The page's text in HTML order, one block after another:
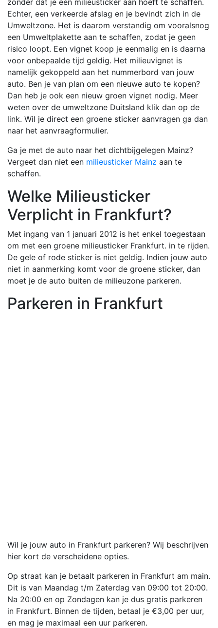
Echter, een verkeerde afslag en je bevindt zich in de
Umweltzone. Het is daarom verstandig om vooralsnog
een Umweltplakette aan te schaffen, zodat je geen
risico loopt. Een vignet koop je eenmalig en is daarna
voor onbepaalde tijd geldig. Het milieuvignet is
namelijk gekoppeld aan het nummerbord van jouw
auto. Ben je van plan om een nieuwe auto te kopen?
Dan heb je ook een nieuw groen vignet nodig. Meer
weten over de umweltzone Duitsland klik dan op de
link. Wil je direct een groene sticker aanvragen ga dan
naar het aanvraagformulier.
Ga je met de auto naar het dichtbijgelegen Mainz?
Vergeet dan niet een milieusticker Mainz aan te
schaffen.
Welke Milieusticker
Verplicht in Frankfurt?
Met ingang van 1 januari 2012 is het enkel toegestaan
om met een groene milieusticker Frankfurt. in te rijden.
De gele of rode sticker is niet geldig. Indien jouw auto
niet in aanmerking komt voor de groene sticker, dan
moet je de auto buiten de milieuzone parkeren.
Parkeren in Frankfurt
Wil je jouw auto in Frankfurt parkeren? Wij beschrijven
hier kort de verscheidene opties.
Op straat kan je betaalt parkeren in Frankfurt am main.
Dit is van Maandag t/m Zaterdag van 09:00 tot 20:00.
Na 20:00 en op Zondagen kan je dus gratis parkeren
in Frankfurt. Binnen de tijden, betaal je €3,00 per uur,
en mag je maximaal een uur parkeren.